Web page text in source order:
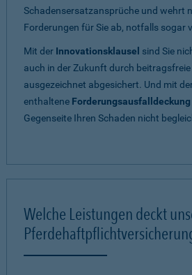
Schadensersatzansprüche und wehrt
Forderungen für Sie ab, notfalls sogar
Mit der Innovationsklausel sind Sie
auch in der Zukunft durch
ausgezeichnet abgesichert. Und mit
enthaltene Forderungsausfalldeckung
Gegenseite Ihren Schaden nicht
Welche Leistungen deckt